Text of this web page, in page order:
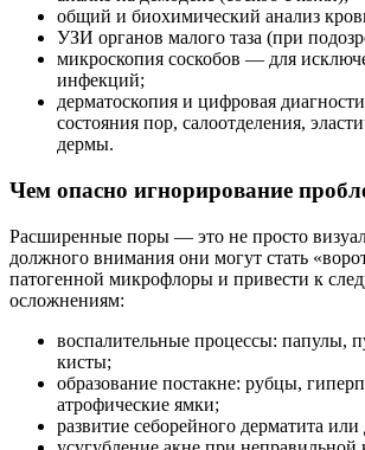
общий и биохимический анализ
УЗИ органов малого таза (при
микроскопия соскобов — для
инфекций;
дерматоскопия и цифровая
состояния пор, салоотделения,
дермы.
Чем опасно игнорирование
Расширенные поры — это не просто
должного внимания они могут стать
патогенной микрофлоры и привести к
осложнениям:
воспалительные процессы: папулы,
кисты;
образование постакне: рубцы,
атрофические ямки;
развитие себорейного дерматита или